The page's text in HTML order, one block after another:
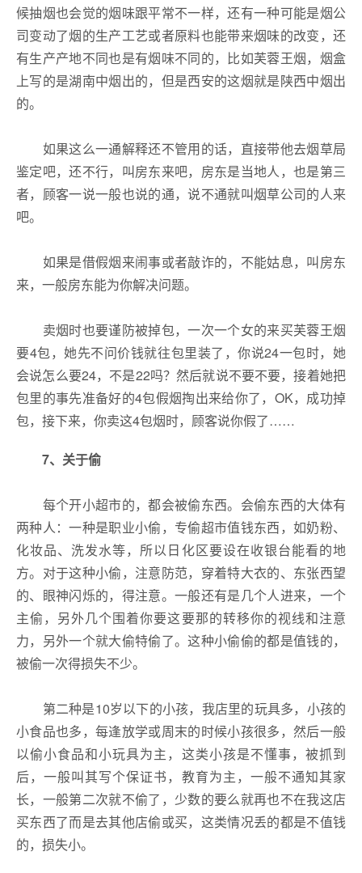
候抽烟也会觉的烟味跟平常不一样，还有一种可能是烟公
司变动了烟的生产工艺或者原料也能带来烟味的改变，还
有生产产地不同也是有烟味不同的，比如芙蓉王烟，烟盒
上写的是湖南中烟出的，但是西安的这烟就是陕西中烟出
的。
如果这么一通解释还不管用的话，直接带他去烟草局
鉴定吧，还不行，叫房东来吧，房东是当地人，也是第三
者，顾客一说一般也说的通，说不通就叫烟草公司的人来
吧。
如果是借假烟来闹事或者敲诈的，不能姑息，叫房东
来，一般房东能为你解决问题。
卖烟时也要谨防被掉包，一次一个女的来买芙蓉王烟
要4包，她先不问价钱就往包里装了，你说24一包时，她
会说怎么要24，不是22吗？然后就说不要不要，接着她把
包里的事先准备好的4包假烟掏出来给你了，OK，成功掉
包，接下来，你卖这4包烟时，顾客说你假了……
7、 关于偷
每个开小超市的，都会被偷东西。会偷东西的大体有
两种人：一种是职业小偷，专偷超市值钱东西，如奶粉、
化妆品、洗发水等，所以日化区要设在收银台能看的地
方。对于这种小偷，注意防范，穿着特大衣的、东张西望
的、眼神闪烁的，得注意。一般还有是几个人进来，一个
主偷，另外几个围着你要这要那的转移你的视线和注意
力，另外一个就大偷特偷了。这种小偷偷的都是值钱的，
被偷一次得损失不少。
第二种是10岁以下的小孩，我店里的玩具多，小孩的
小食品也多，每逢放学或周末的时候小孩很多，然后一般
以偷小食品和小玩具为主，这类小孩是不懂事，被抓到
后，一般叫其写个保证书，教育为主，一般不通知其家
长，一般第二次就不偷了，少数的要么就再也不在我这店
买东西了而是去其他店偷或买，这类情况丢的都是不值钱
的，损失小。